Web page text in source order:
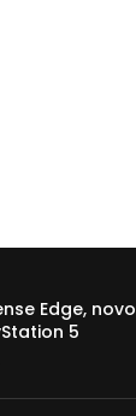
Edge, novo
5